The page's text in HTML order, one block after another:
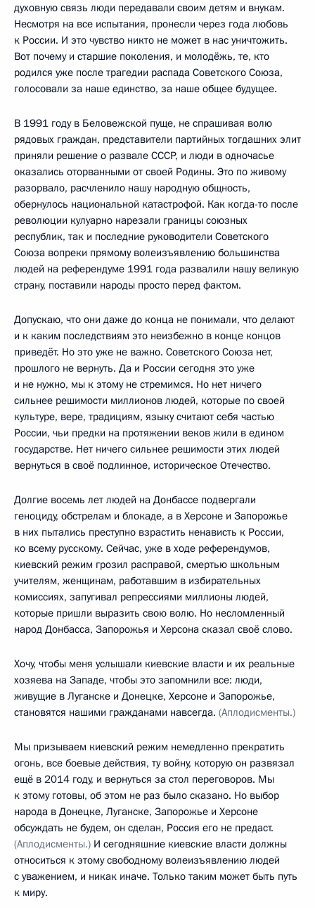
духовную связь люди передавали своим детям и внукам.
Несмотря на все испытания, пронесли через года любовь
к России. И это чувство никто не может в нас уничтожить.
Вот почему и старшие поколения, и молодёжь, те, кто
родился уже после трагедии распада Советского Союза,
голосовали за наше единство, за наше общее будущее.
В 1991 году в Беловежской пуще, не спрашивая волю
рядовых граждан, представители партийных тогдашних элит
приняли решение о развале СССР, и люди в одночасье
оказались оторванными от своей Родины. Это по живому
разорвало, расчленило нашу народную общность,
обернулось национальной катастрофой. Как когда-то после
революции кулуарно нарезали границы союзных
республик, так и последние руководители Советского
Союза вопреки прямому волеизъявлению большинства
людей на референдуме 1991 года развалили нашу великую
страну, поставили народы просто перед фактом.
Допускаю, что они даже до конца не понимали, что делают
и к каким последствиям это неизбежно в конце концов
приведёт. Но это уже не важно. Советского Союза нет,
прошлого не вернуть. Да и России сегодня это уже
и не нужно, мы к этому не стремимся. Но нет ничего
сильнее решимости миллионов людей, которые по своей
культуре, вере, традициям, языку считают себя частью
России, чьи предки на протяжении веков жили в едином
государстве. Нет ничего сильнее решимости этих людей
вернуться в своё подлинное, историческое Отечество.
Долгие восемь лет людей на Донбассе подвергали
геноциду, обстрелам и блокаде, а в Херсоне и Запорожье
в них пытались преступно взрастить ненависть к России,
ко всему русскому. Сейчас, уже в ходе референдумов,
киевский режим грозил расправой, смертью школьным
учителям, женщинам, работавшим в избирательных
комиссиях, запугивал репрессиями миллионы людей,
которые пришли выразить свою волю. Но несломленный
народ Донбасса, Запорожья и Херсона сказал своё слово.
Хочу, чтобы меня услышали киевские власти и их реальные
хозяева на Западе, чтобы это запомнили все: люди,
живущие в Луганске и Донецке, Херсоне и Запорожье,
становятся нашими гражданами навсегда. (Аплодисменты.)
Мы призываем киевский режим немедленно прекратить
огонь, все боевые действия, ту войну, которую он развязал
ещё в 2014 году, и вернуться за стол переговоров. Мы
к этому готовы, об этом не раз было сказано. Но выбор
народа в Донецке, Луганске, Запорожье и Херсоне
обсуждать не будем, он сделан, Россия его не предаст.
(Аплодисменты.) И сегодняшние киевские власти должны
относиться к этому свободному волеизъявлению людей
с уважением, и никак иначе. Только таким может быть путь
к миру.